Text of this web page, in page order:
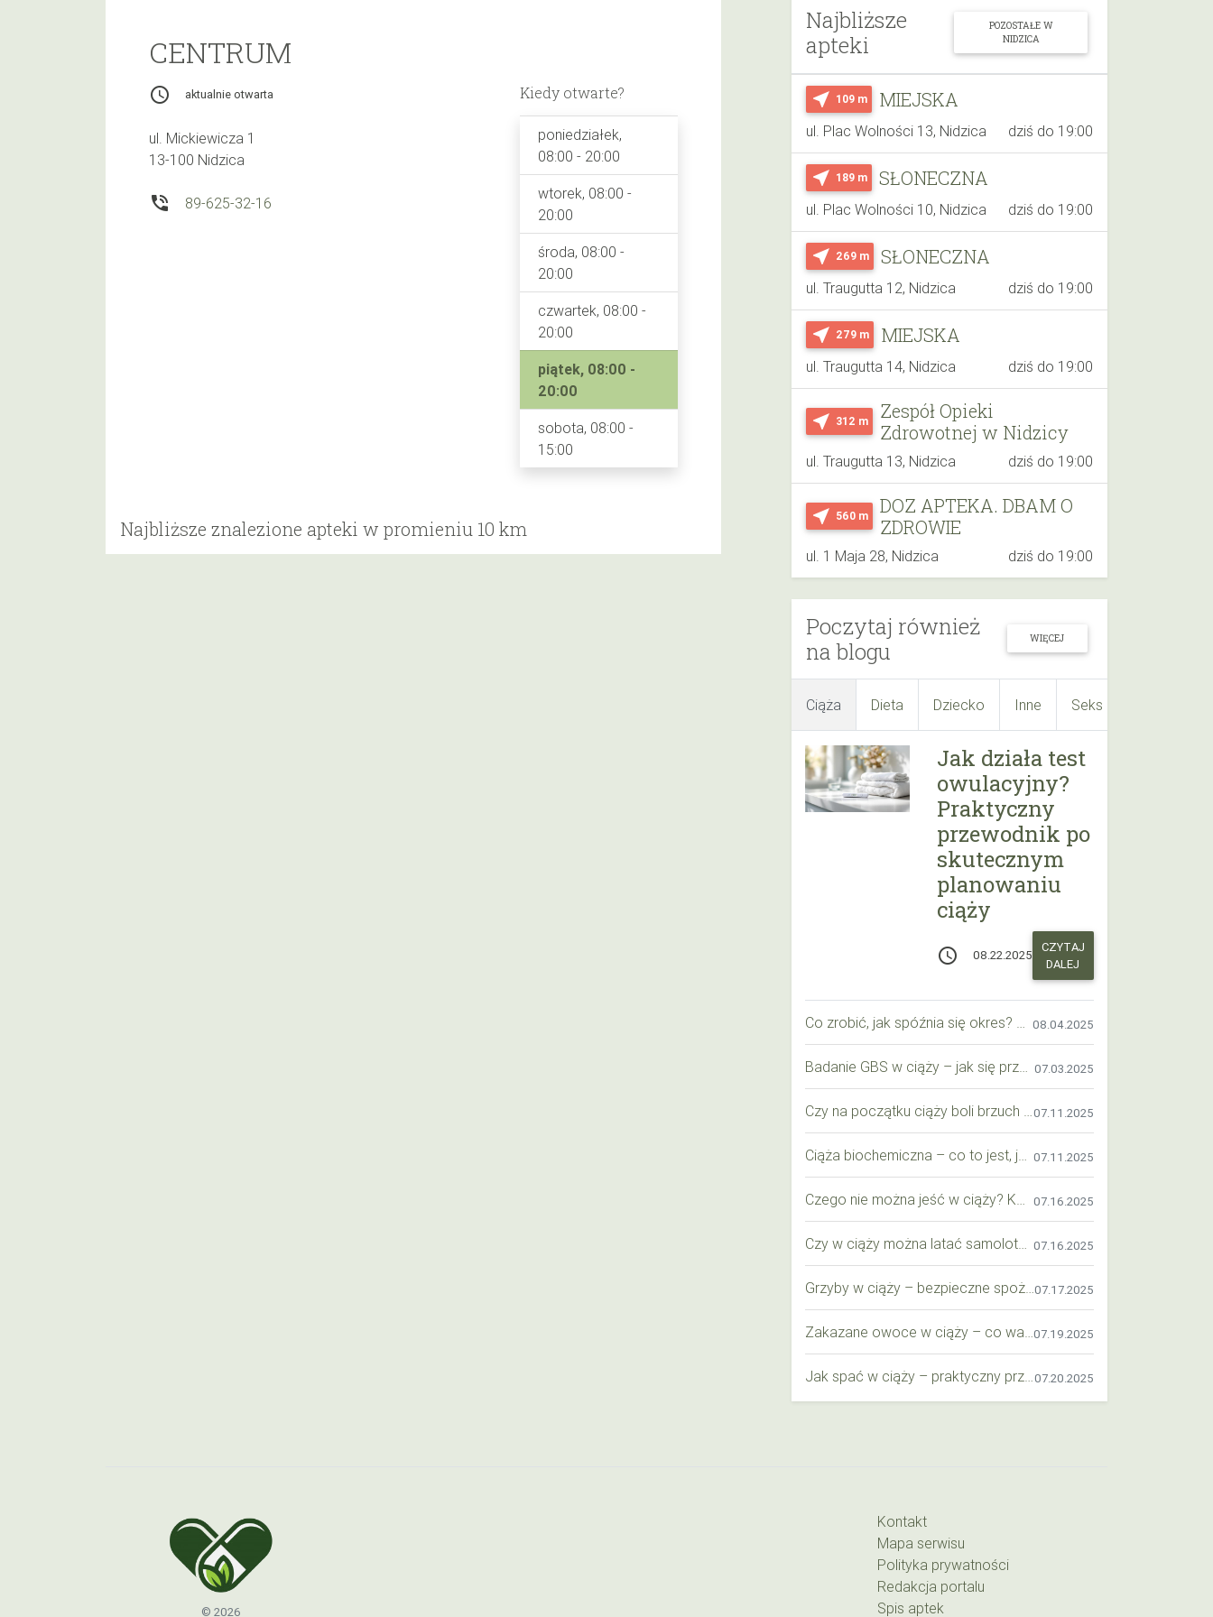
Najbliższe
apteki
POZOSTAŁE W
NIDZICA
near_me 109 m MIEJSKA
ul. Plac Wolności 13, Nidzica dziś do 19:00
near_me 189 m SŁONECZNA
ul. Plac Wolności 10, Nidzica dziś do 19:00
near_me 269 m SŁONECZNA
ul. Traugutta 12, Nidzica dziś do 19:00
near_me 279 m MIEJSKA
ul. Traugutta 14, Nidzica dziś do 19:00
near_me 312 m
Zespół Opieki
Zdrowotnej w Nidzicy
ul. Traugutta 13, Nidzica dziś do 19:00
near_me 560 m
DOZ APTEKA. DBAM O
ZDROWIE
ul. 1 Maja 28, Nidzica dziś do 19:00
Poczytaj również
na blogu
WIĘCEJ
Ciąża Dieta Dziecko Inne Seks
Jak działa test
owulacyjny?
Praktyczny
przewodnik po
skutecznym
planowaniu
ciąży
access_time 08.22.2025
CZYTAJ
DALEJ
08.04.2025
07.03.2025
07.11.2025
07.11.2025
07.16.2025
07.16.2025
07.17.2025
07.19.2025
07.20.2025
CENTRUM
access_time aktualnie otwarta
ul. Mickiewicza 1
13-100 Nidzica
phone_in_talk 89-625-32-16
Kiedy otwarte?
poniedziałek,
08:00 - 20:00
wtorek, 08:00 -
20:00
środa, 08:00 -
20:00
czwartek, 08:00 -
20:00
piątek, 08:00 -
20:00
sobota, 08:00 -
15:00
Najbliższe znalezione apteki w promieniu 10 km
© 2026
Kontakt
Mapa serwisu
Polityka prywatności
Redakcja portalu
Spis aptek